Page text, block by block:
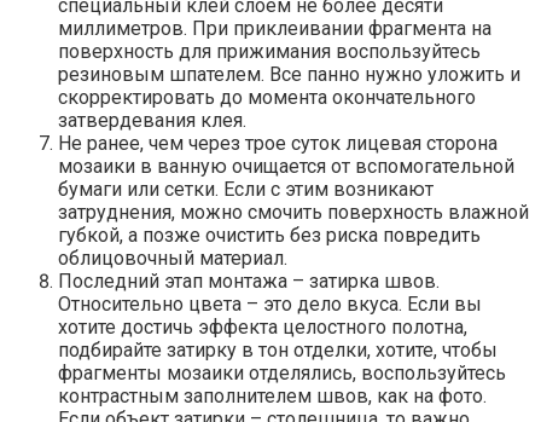
специальный клей слоем не более десяти
миллиметров. При приклеивании фрагмента на
поверхность для прижимания воспользуйтесь
резиновым шпателем. Все панно нужно уложить и
скорректировать до момента окончательного
затвердевания клея.
Не ранее, чем через трое суток лицевая сторона
мозаики в ванную очищается от вспомогательной
бумаги или сетки. Если с этим возникают
затруднения, можно смочить поверхность влажной
губкой, а позже очистить без риска повредить
облицовочный материал.
Последний этап монтажа – затирка швов.
Относительно цвета – это дело вкуса. Если вы
хотите достичь эффекта целостного полотна,
подбирайте затирку в тон отделки, хотите, чтобы
фрагменты мозаики отделялись, воспользуйтесь
контрастным заполнителем швов, как на фото.